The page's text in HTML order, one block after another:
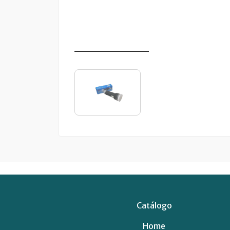
Catálogo
Home